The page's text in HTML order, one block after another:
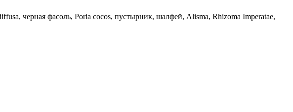
черная фасоль, Poria cocos, пустырник, шалфей, Alisma, Rhizoma Imperatae,